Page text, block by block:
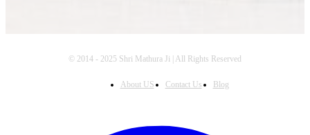
© 2014 - 2025 Shri Mathura Ji | All Rights Reserved
About US Contact Us Blog